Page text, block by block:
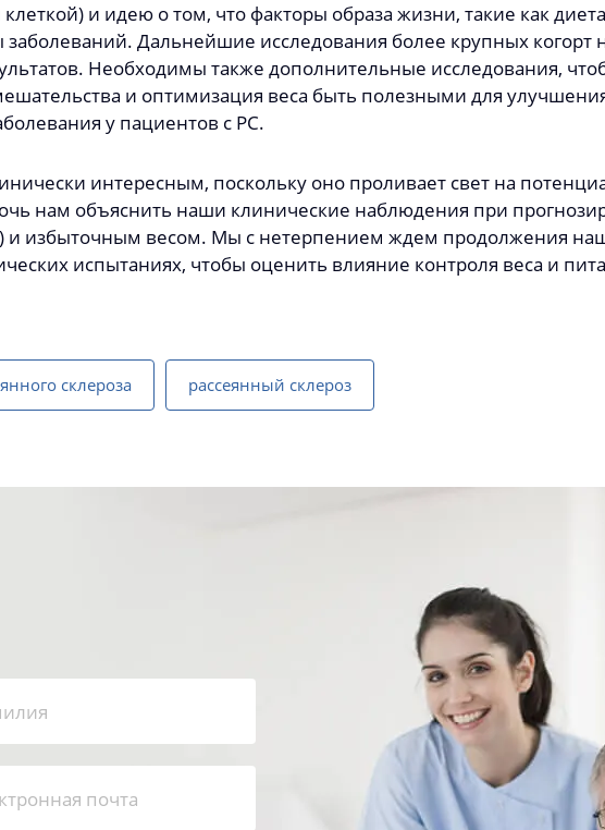
и идею о том, что факторы образа жизни, такие как
заболеваний. Дальнейшие исследования более крупных когорт
Необходимы также дополнительные исследования,
и оптимизация веса быть полезными для
у пациентов с РС.
интересным, поскольку оно проливает свет на
нам объяснить наши клинические наблюдения при
весом. Мы с нетерпением ждем продолжения
испытаниях, чтобы оценить влияние контроля веса и
склероза рассеянный склероз